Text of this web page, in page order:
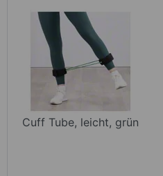
Cuff Tube, leicht, grün